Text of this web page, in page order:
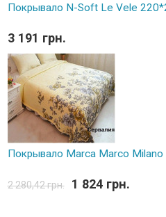
Покрывало N-Soft Le Vele
3 191 грн.
Покрывало Marca Marco
2 280,42 грн. 1 824 грн.